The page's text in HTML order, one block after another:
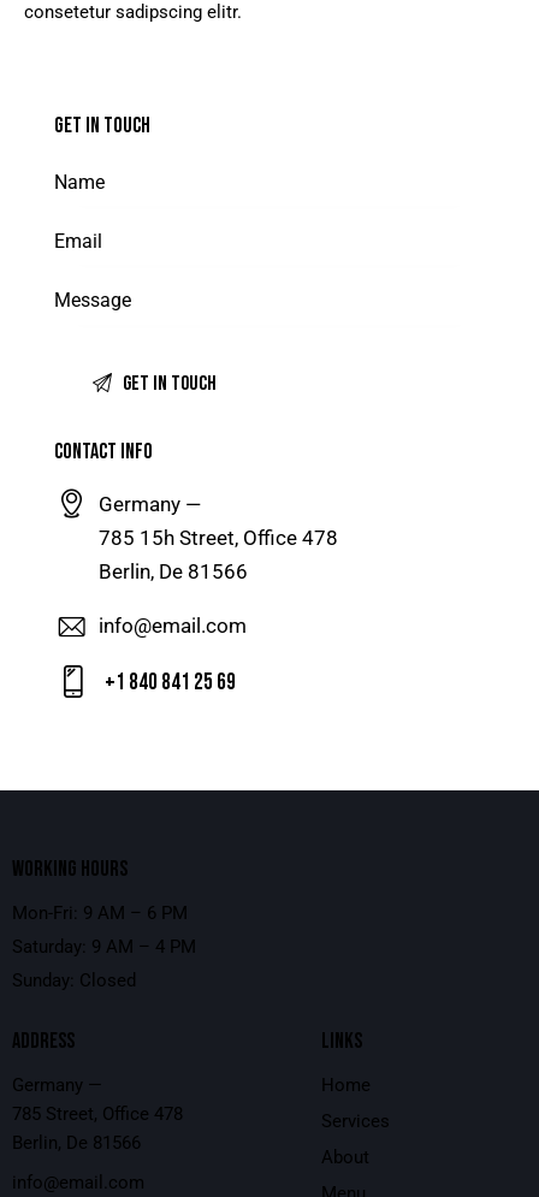
consetetur sadipscing elitr.
GET IN TOUCH
CONTACT INFO
Germany —
785 15h Street, Office 478
Berlin, De 81566
info@email.com
+1 840 841 25 69
WORKING HOURS
Mon-Fri: 9 AM – 6 PM
Saturday: 9 AM – 4 PM
Sunday: Closed
ADDRESS
Germany —
785 Street, Office 478
Berlin, De 81566
info@email.com
LINKS
Home
Services
About